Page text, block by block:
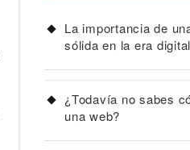
La importancia de
sólida en la era digital
¿Todavía no sabes
una web?